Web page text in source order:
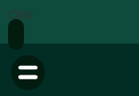
Otsi